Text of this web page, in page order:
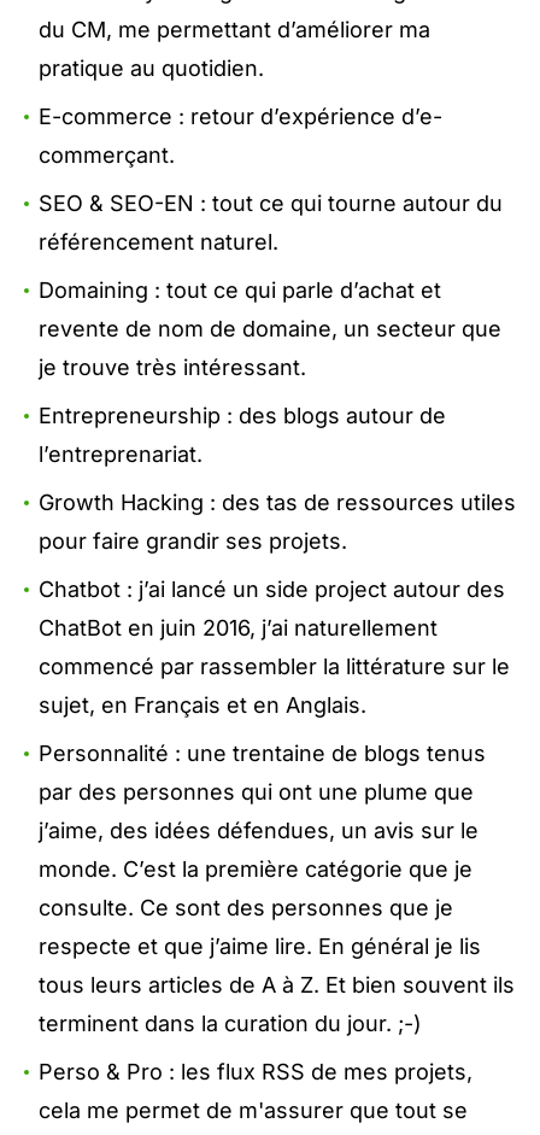
du CM, me permettant d’améliorer ma
pratique au quotidien.
E-commerce : retour d’expérience d’e-
commerçant.
SEO & SEO-EN : tout ce qui tourne autour du
référencement naturel.
Domaining : tout ce qui parle d’achat et
revente de nom de domaine, un secteur que
je trouve très intéressant.
Entrepreneurship : des blogs autour de
l’entreprenariat.
Growth Hacking : des tas de ressources utiles
pour faire grandir ses projets.
Chatbot : j’ai lancé un side project autour des
ChatBot en juin 2016, j’ai naturellement
commencé par rassembler la littérature sur le
sujet, en Français et en Anglais.
Personnalité : une trentaine de blogs tenus
par des personnes qui ont une plume que
j’aime, des idées défendues, un avis sur le
monde. C’est la première catégorie que je
consulte. Ce sont des personnes que je
respecte et que j’aime lire. En général je lis
tous leurs articles de A à Z. Et bien souvent ils
terminent dans la curation du jour. ;-)
Perso & Pro : les flux RSS de mes projets,
cela me permet de m'assurer que tout se